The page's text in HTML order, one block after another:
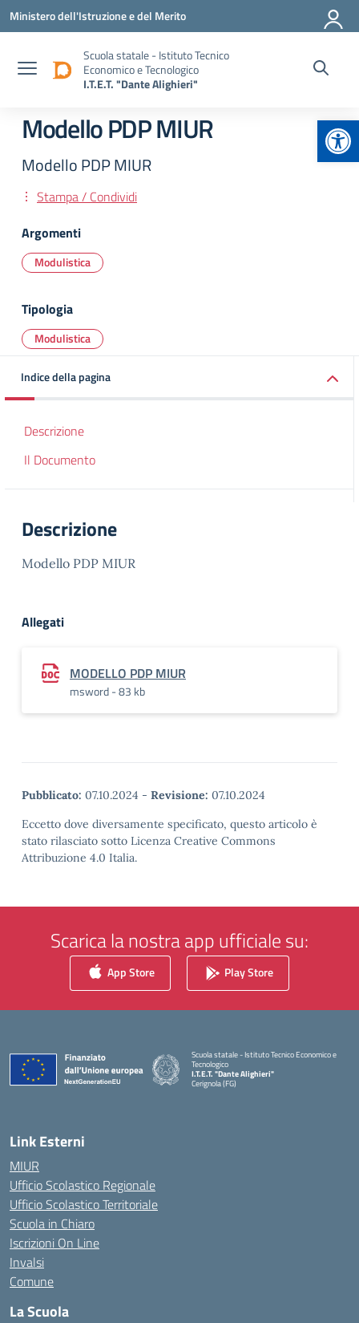
Vai ai contenuti
Vai al menu di navigazione
Vai al footer
Ministero dell'Istruzione e del Merito
Scuola statale - Istituto Tecnico
Economico e Tecnologico
I.T.E.T. "Dante Alighieri"
Modello PDP MIUR
Modello PDP MIUR
Stampa / Condividi
Argomenti
Modulistica
Tipologia
Modulistica
Indice della pagina
Descrizione
Il Documento
Descrizione
Modello PDP MIUR
Allegati
MODELLO PDP MIUR
msword - 83 kb
Pubblicato: 07.10.2024 - Revisione: 07.10.2024
Eccetto dove diversamente specificato, questo articolo è
stato rilasciato sotto Licenza Creative Commons
Attribuzione 4.0 Italia.
Scarica la nostra app ufficiale su:
App Store Play Store
Scuola statale - Istituto Tecnico Economico e
Tecnologico
I.T.E.T. "Dante Alighieri"
Cerignola (FG)
— Visita la pagina iniziale della scuola
Link Esterni
MIUR
Ufficio Scolastico Regionale
Ufficio Scolastico Territoriale
Scuola in Chiaro
Iscrizioni On Line
Invalsi
Comune
La Scuola